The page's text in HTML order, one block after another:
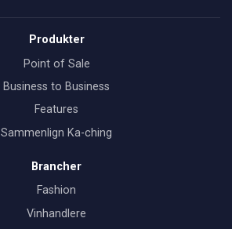
Produkter
Point of Sale
Business to Business
Features
Sammenlign Ka-ching
Brancher
Fashion
Vinhandlere